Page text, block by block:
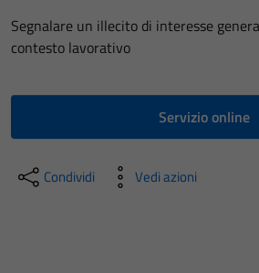
Segnalare un illecito di interesse
contesto lavorativo
Servizio online
Condividi Vedi azioni